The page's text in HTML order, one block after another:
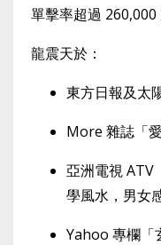
單擊率超過 260,000
龍震天於：
東方日報及太
More 雜誌「
亞洲電視 ATV
學風水，男女
Yahoo 專欄「